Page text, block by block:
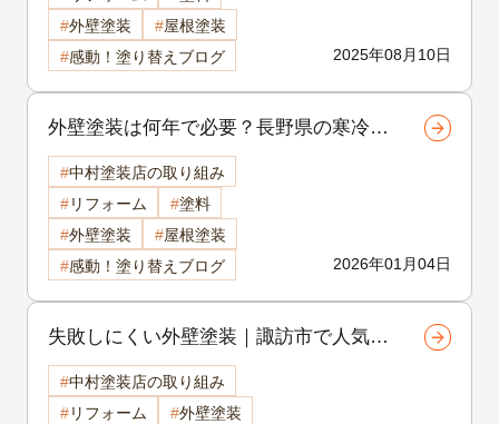
2025年08月10日
外壁塗装
屋根塗装
感動！塗り替えブログ
外壁塗装は何年で必要？長野県の寒冷地
で傷みやすい理由をやさしく解説 岡谷
市の屋根・外壁塗装
2026年01月04日
中村塗装店の取り組み
リフォーム
塗料
外壁塗装
屋根塗装
感動！塗り替えブログ
失敗しにくい外壁塗装｜諏訪市で人気の
色と素材のベストバランス 諏訪
市 外壁塗装
中村塗装店の取り組み
リフォーム
外壁塗装